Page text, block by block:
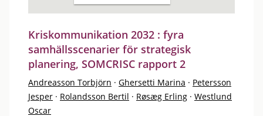
Kriskommunikation 2032 : fyra
samhällsscenarier för strategisk
planering, SOMCRISC rapport 2
Andreasson Torbjörn · Ghersetti Marina · Petersson
Jesper · Rolandsson Bertil · Røsæg Erling · Westlund
Oscar